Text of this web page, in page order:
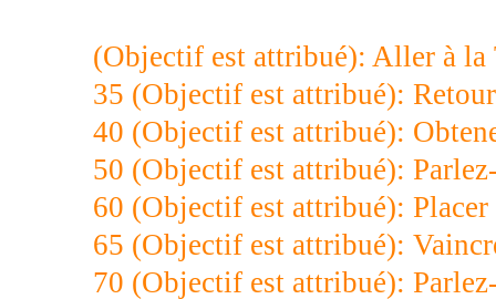
(Objectif est attribué): Aller à la
35 (Objectif est attribué):
40 (Objectif est attribué):
50 (Objectif est attribué):
60 (Objectif est attribué):
65 (Objectif est attribué):
70 (Objectif est attribué):